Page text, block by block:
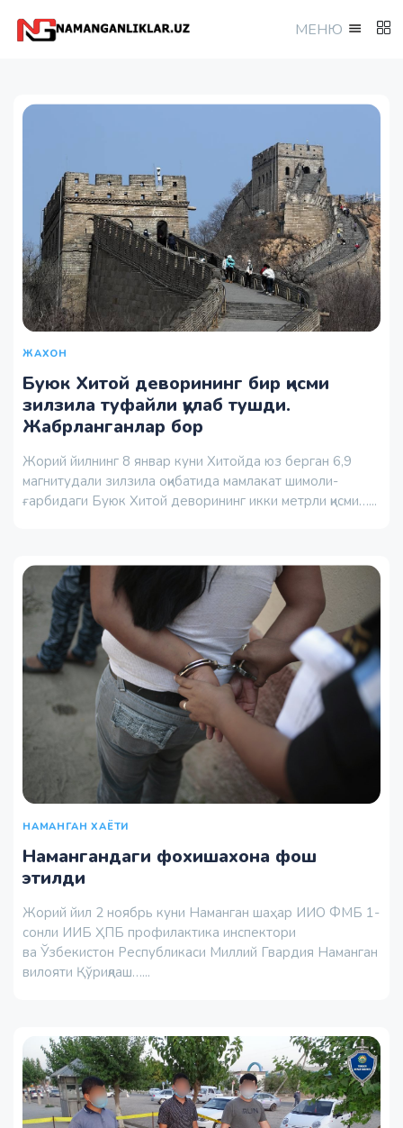
МEНЮ
ЖАХОН
Буюк Хитой деворининг бир қисми
зилзила туфайли қулаб тушди.
Жабрланганлар бор
Жорий йилнинг 8 январ куни Хитойда юз берган 6,9
магнитудали зилзила оқибатида мамлакат шимоли-
ғарбидаги Буюк Хитой деворининг икки метрли қисми…...
НАМАНГАН ХАЁТИ
Намангандаги фохишахона фош
этилди
Жорий йил 2 ноябрь куни Наманган шаҳар ИИО ФМБ 1-
сонли ИИБ ҲПБ профилактика инспектори
ва Ўзбекистон Республикаси Миллий Гвардия Наманган
вилояти Қўриқлаш…...